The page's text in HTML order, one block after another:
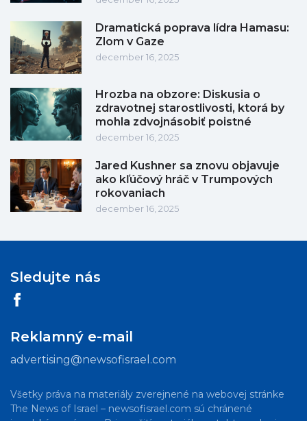
Dramatická poprava lídra Hamasu:
Zlom v Gaze
december 16, 2025
Hrozba na obzore: Diskusia o
zdravotnej starostlivosti, ktorá by
mohla zdvojnásobiť poistné
december 16, 2025
Jared Kushner sa znovu objavuje
ako kľúčový hráč v Trumpových
rokovaniach
december 16, 2025
Sledujte nás
Reklamný e-mail
advertising@newsofisrael.com
Všetky práva na materiály zverejnené na webovej stránke
The News of Israel – newsofisrael.com sú chránené